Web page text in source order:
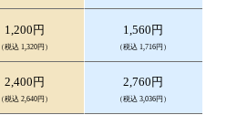
1,200円
（税込 1,320円）
1,560円
（税込 1,716円）
2,400円
（税込 2,640円）
2,760円
（税込 3,036円）